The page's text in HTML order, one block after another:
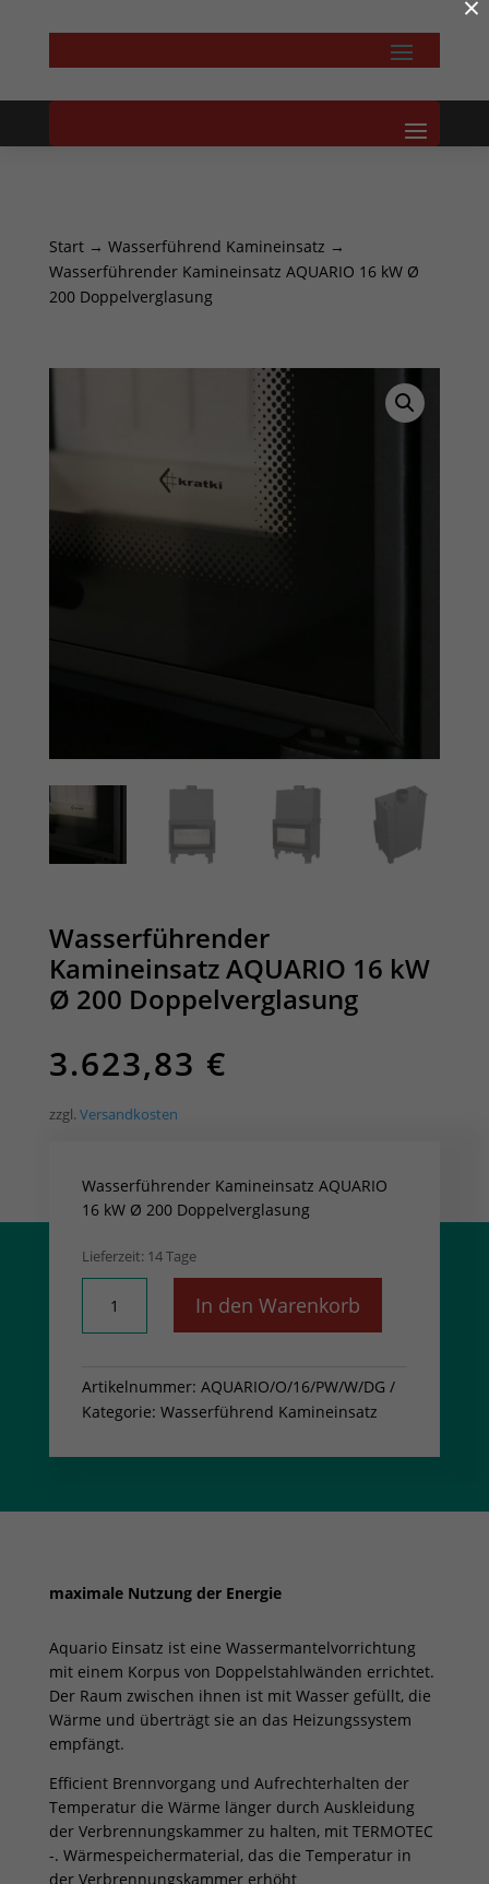
Start→ Wasserführend Kamineinsatz →
Wasserführender Kamineinsatz AQUARIO 16 kW Ø
200 Doppelverglasung
Wasserführender
Kamineinsatz AQUARIO 16 kW
Ø 200 Doppelverglasung
3.623,83 €
zzgl. Versandkosten
Wasserführender Kamineinsatz AQUARIO
16 kW Ø 200 Doppelverglasung
Lieferzeit: 14 Tage
Kamineinsatz
AQUARIO
kW
Ø
Doppelverglasung
In den Warenkorb
Artikelnummer: AQUARIO/O/16/PW/W/DG
Kategorie: Wasserführend Kamineinsatz
maximale Nutzung der Energie
Aquario Einsatz ist eine Wassermantelvorrichtung
mit einem Korpus von Doppelstahlwänden errichtet.
Der Raum zwischen ihnen ist mit Wasser gefüllt, die
Wärme und überträgt sie an das Heizungssystem
empfängt.
Efficient Brennvorgang und Aufrechterhalten der
Temperatur die Wärme länger durch Auskleidung
der Verbrennungskammer zu halten, mit TERMOTEC
-. Wärmespeichermaterial, das die Temperatur in
der Verbrennungskammer erhöht